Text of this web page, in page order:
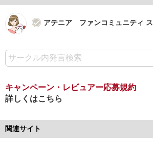
アテニア ファンコミュニティ
キャンペーン・レビュアー応募規約
詳しくはこちら
関連サイト